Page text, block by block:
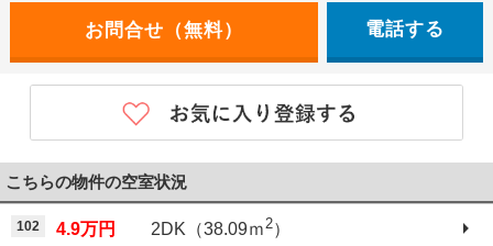
電話する
こちらの物件の空室状況
102 4.9万円 2DK（38.09ｍ 2）